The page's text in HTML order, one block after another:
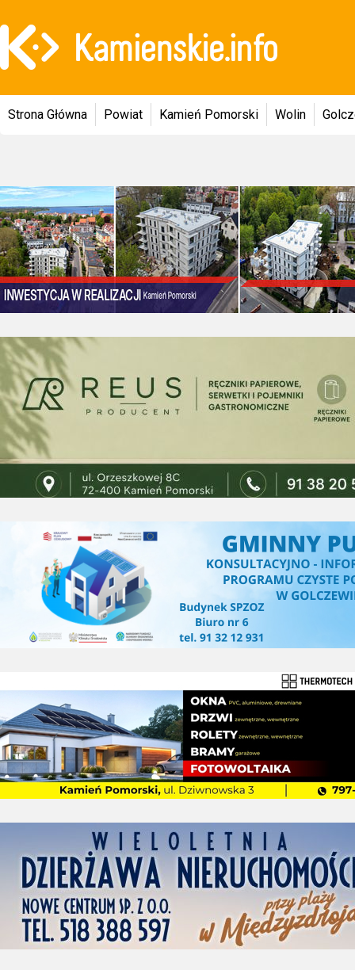
Strona Główna Powiat Kamień Pomorski Wolin